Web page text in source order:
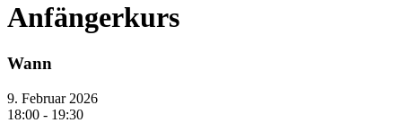
Anfängerkurs
Wann
9. Februar 2026
18:00 - 19:30